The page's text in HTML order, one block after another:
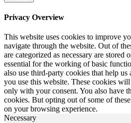
Privacy Overview
This website uses cookies to improve
navigate through the website. Out of
are categorized as necessary are stored
essential for the working of basic
also use third-party cookies that help
you use this website. These cookies
only with your consent. You also have
cookies. But opting out of some of
on your browsing experience.
Necessary